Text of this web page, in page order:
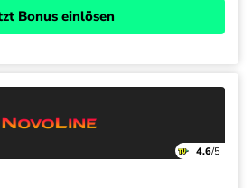
Bonus einlösen
4.6/5